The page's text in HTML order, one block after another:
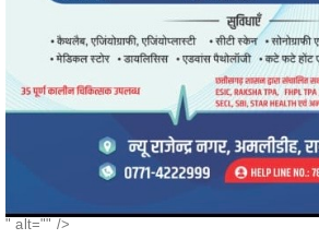
" alt="" />